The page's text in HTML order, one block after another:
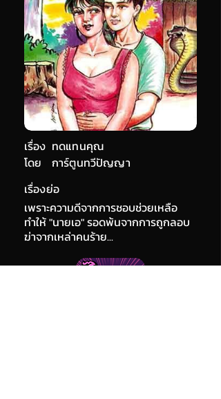
เรื่อง ทดแทนคุณ
การ์ตูนทวีปัญญา
โดย
เรื่องย่อ
เพราะความดีจากการชอบช่วยเหลือ
ทำให้ "นายเอ" รอดพ้นจากการถูกลอบ
ฆ่าจากเหล่าคนร้าย...